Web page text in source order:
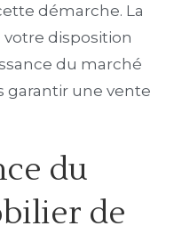
démarche. La
disposition
du marché
garantir une vente
du
de